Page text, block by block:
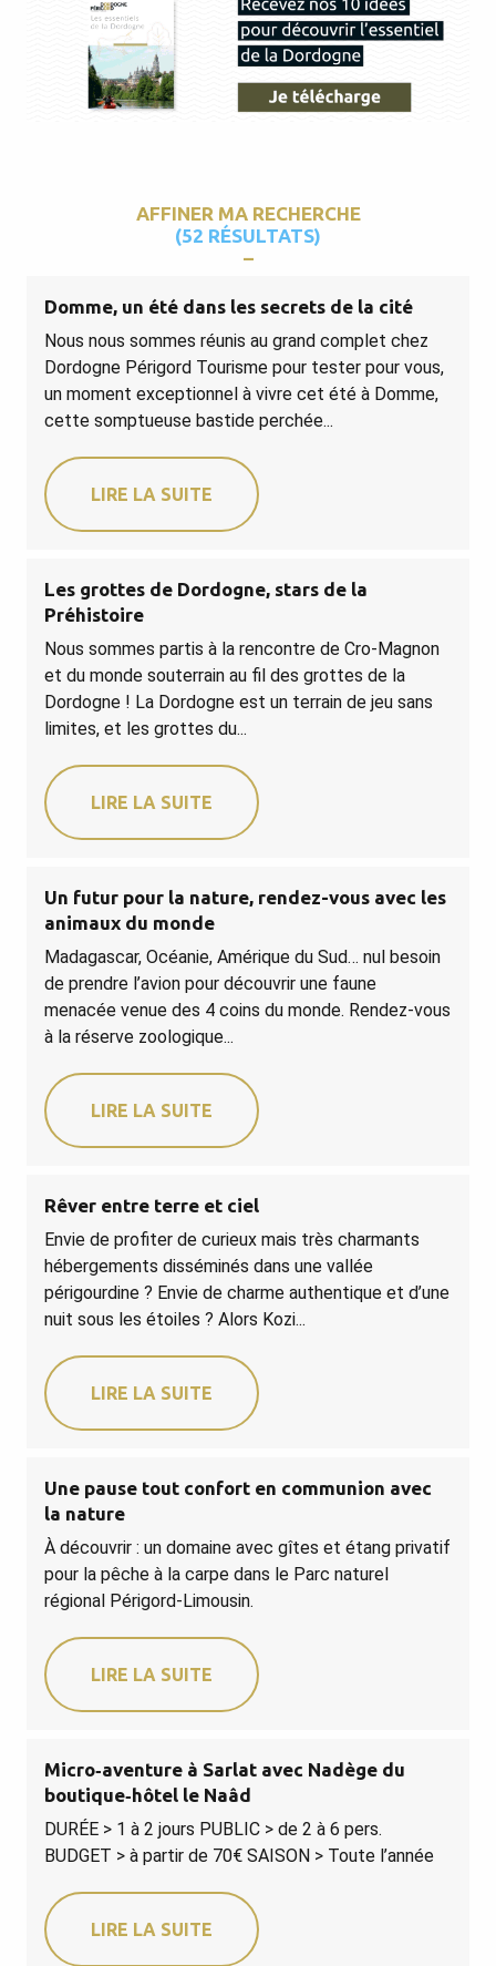
AFFINER MA RECHERCHE
(52 RÉSULTATS)
Domme, un été dans les secrets de la cité
Nous nous sommes réunis au grand complet chez
Dordogne Périgord Tourisme pour tester pour vous,
un moment exceptionnel à vivre cet été à Domme,
cette somptueuse bastide perchée...
LIRE LA SUITE
Les grottes de Dordogne, stars de la
Préhistoire
Nous sommes partis à la rencontre de Cro-Magnon
et du monde souterrain au fil des grottes de la
Dordogne ! La Dordogne est un terrain de jeu sans
limites, et les grottes du...
LIRE LA SUITE
Un futur pour la nature, rendez-vous avec les
animaux du monde
Madagascar, Océanie, Amérique du Sud… nul besoin
de prendre l’avion pour découvrir une faune
menacée venue des 4 coins du monde. Rendez-vous
à la réserve zoologique...
LIRE LA SUITE
Rêver entre terre et ciel
Envie de profiter de curieux mais très charmants
hébergements disséminés dans une vallée
périgourdine ? Envie de charme authentique et d’une
nuit sous les étoiles ? Alors Kozi...
LIRE LA SUITE
Une pause tout confort en communion avec
la nature
À découvrir : un domaine avec gîtes et étang privatif
pour la pêche à la carpe dans le Parc naturel
régional Périgord-Limousin.
LIRE LA SUITE
Micro‑aventure à Sarlat avec Nadège du
boutique‑hôtel le Naâd
DURÉE > 1 à 2 jours PUBLIC > de 2 à 6 pers.
BUDGET > à partir de 70€ SAISON > Toute l’année
LIRE LA SUITE